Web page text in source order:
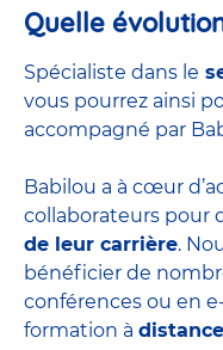
Quelle
Spécialiste dans le
vous pourrez ainsi
accompagné par
Babilou a à cœur
collaborateurs pour
de leur carrière.
bénéficier de
conférences ou en
formation à distance